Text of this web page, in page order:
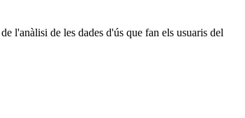
l'anàlisi de les dades d'ús que fan els usuaris del